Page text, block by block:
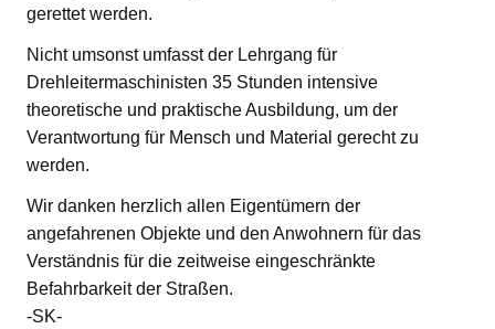
gerettet werden.
Nicht umsonst umfasst der Lehrgang für
Drehleitermaschinisten 35 Stunden intensive
theoretische und praktische Ausbildung, um der
Verantwortung für Mensch und Material gerecht zu
werden.
Wir danken herzlich allen Eigentümern der
angefahrenen Objekte und den Anwohnern für das
Verständnis für die zeitweise eingeschränkte
Befahrbarkeit der Straßen.
-SK-